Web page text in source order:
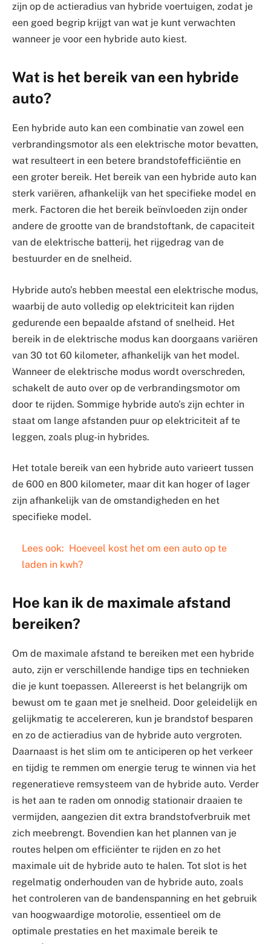
zijn op de actieradius van hybride voertuigen, zodat je
een goed begrip krijgt van wat je kunt verwachten
wanneer je voor een hybride auto kiest.
Wat is het bereik van een hybride
auto?
Een hybride auto kan een combinatie van zowel een
verbrandingsmotor als een elektrische motor bevatten,
wat resulteert in een betere brandstofefficiëntie en
een groter bereik. Het bereik van een hybride auto kan
sterk variëren, afhankelijk van het specifieke model en
merk. Factoren die het bereik beïnvloeden zijn onder
andere de grootte van de brandstoftank, de capaciteit
van de elektrische batterij, het rijgedrag van de
bestuurder en de snelheid.
Hybride auto’s hebben meestal een elektrische modus,
waarbij de auto volledig op elektriciteit kan rijden
gedurende een bepaalde afstand of snelheid. Het
bereik in de elektrische modus kan doorgaans variëren
van 30 tot 60 kilometer, afhankelijk van het model.
Wanneer de elektrische modus wordt overschreden,
schakelt de auto over op de verbrandingsmotor om
door te rijden. Sommige hybride auto’s zijn echter in
staat om lange afstanden puur op elektriciteit af te
leggen, zoals plug-in hybrides.
Het totale bereik van een hybride auto varieert tussen
de 600 en 800 kilometer, maar dit kan hoger of lager
zijn afhankelijk van de omstandigheden en het
specifieke model.
Lees ook: Hoeveel kost het om een auto op te
laden in kwh?
Hoe kan ik de maximale afstand
bereiken?
Om de maximale afstand te bereiken met een hybride
auto, zijn er verschillende handige tips en technieken
die je kunt toepassen. Allereerst is het belangrijk om
bewust om te gaan met je snelheid. Door geleidelijk en
gelijkmatig te accelereren, kun je brandstof besparen
en zo de actieradius van de hybride auto vergroten.
Daarnaast is het slim om te anticiperen op het verkeer
en tijdig te remmen om energie terug te winnen via het
regeneratieve remsysteem van de hybride auto. Verder
is het aan te raden om onnodig stationair draaien te
vermijden, aangezien dit extra brandstofverbruik met
zich meebrengt. Bovendien kan het plannen van je
routes helpen om efficiënter te rijden en zo het
maximale uit de hybride auto te halen. Tot slot is het
regelmatig onderhouden van de hybride auto, zoals
het controleren van de bandenspanning en het gebruik
van hoogwaardige motorolie, essentieel om de
optimale prestaties en het maximale bereik te